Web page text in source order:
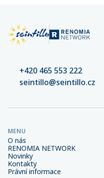
+420 465 553 222
seintillo@seintillo.cz
MENU
O nás
RENOMIA NETWORK
Novinky
Kontakty
Právní informace